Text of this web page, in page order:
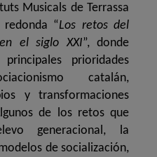
Musicals de Terrassa
“Los retos del
el siglo XXI”, donde
prioridades
catalán,
y transformaciones
de los retos que
generacional, la
de socialización,